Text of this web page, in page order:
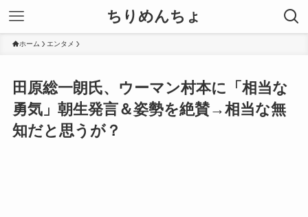
ちりめんちょ
ホーム エンタメ
田原総一朗氏、ウーマン村本に「相当な
勇気」朝生発言＆姿勢を絶賛→相当な無
知だと思うが？